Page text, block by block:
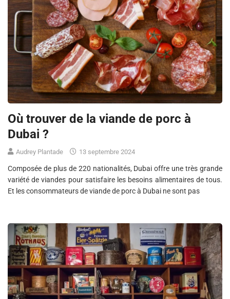
Où trouver de la viande de porc à
Dubai ?
Audrey Plantade 13 septembre 2024
Composée de plus de 220 nationalités, Dubai offre une très grande
variété de viandes pour satisfaire les besoins alimentaires de tous.
Et les consommateurs de viande de porc à Dubai ne sont pas